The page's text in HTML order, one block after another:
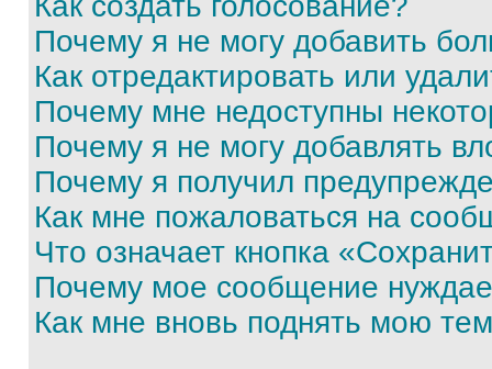
Почему я не могу добавить
Как отредактировать или
Почему мне недоступны
Почему я не могу добавлять
Почему я получил
Как мне пожаловаться на
Что означает кнопка
Почему мое сообщение
Как мне вновь поднять мою